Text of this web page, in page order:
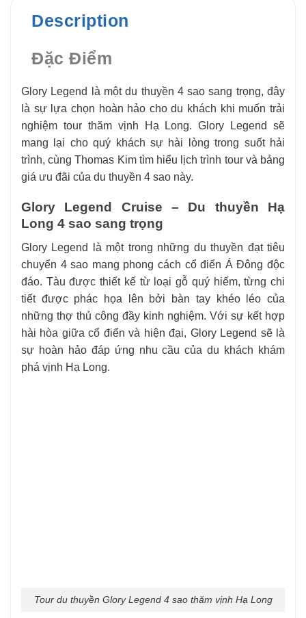
Description
Đặc Điểm
Glory Legend là một du thuyền 4 sao sang trọng, đây
là sự lựa chọn hoàn hảo cho du khách khi muốn trải
nghiệm tour thăm vịnh Hạ Long. Glory Legend sẽ
mang lại cho quý khách sự hài lòng trong suốt hải
trình, cùng Thomas Kim tìm hiểu lịch trình tour và bảng
giá ưu đãi của du thuyền 4 sao này.
Glory Legend Cruise – Du thuyền Hạ
Long 4 sao sang trọng
Glory Legend là một trong những du thuyền đạt tiêu
chuyển 4 sao mang phong cách cổ điển Á Đông độc
đáo. Tàu được thiết kế từ loại gỗ quý hiếm, từng chi
tiết được phác họa lên bởi bàn tay khéo léo của
những thợ thủ công đầy kinh nghiệm. Với sự kết hợp
hài hòa giữa cổ điển và hiện đại, Glory Legend sẽ là
sự hoàn hảo đáp ứng nhu cầu của du khách khám
phá vịnh Hạ Long.
Tour du thuyền Glory Legend 4 sao thăm vịnh Hạ Long